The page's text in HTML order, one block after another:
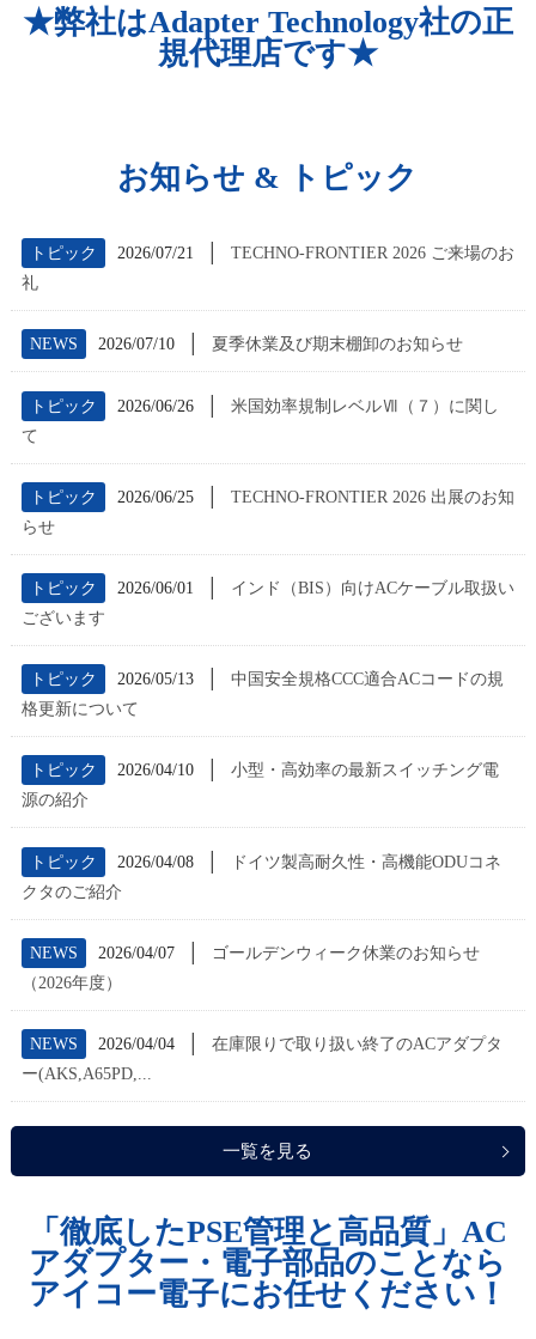
★弊社はAdapter Technology社の正
規代理店です★
お知らせ & トピック
トピック 2026/07/21
TECHNO-FRONTIER 2026 ご来場のお
礼
NEWS 2026/07/10 夏季休業及び期末棚卸のお知らせ
トピック 2026/06/26
米国効率規制レベルⅦ（７）に関し
て
トピック 2026/06/25
TECHNO-FRONTIER 2026 出展のお知
らせ
トピック 2026/06/01
インド（BIS）向けACケーブル取扱い
ございます
トピック 2026/05/13
中国安全規格CCC適合ACコードの規
格更新について
トピック 2026/04/10
小型・高効率の最新スイッチング電
源の紹介
トピック 2026/04/08
ドイツ製高耐久性・高機能ODUコネ
クタのご紹介
NEWS 2026/04/07
ゴールデンウィーク休業のお知らせ
（2026年度）
NEWS 2026/04/04
在庫限りで取り扱い終了のACアダプタ
ー(AKS,A65PD,...
一覧を見る
「徹底したPSE管理と高品質」 AC
アダプター・電子部品のことなら
アイコー電子にお任せください！